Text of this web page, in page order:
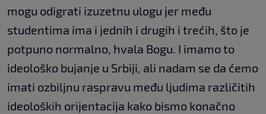
mogu odigrati izuzetnu ulogu jer među
studentima ima i jednih i drugih i trećih, što je
potpuno normalno, hvala Bogu. I imamo to
ideološko bujanje u Srbiji, ali nadam se da ćemo
imati ozbiljnu raspravu među ljudima različitih
ideoloških orijentacija kako bismo konačno